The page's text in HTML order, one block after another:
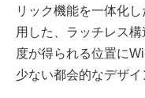
リック機能を一体化
用した、ラッチレス
度が得られる位置に
少ない都会的なデザイ